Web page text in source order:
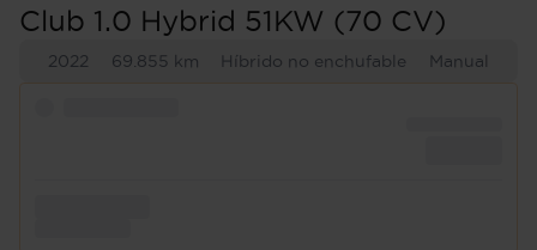
Club 1.0 Hybrid 51KW (70 CV)
2022 69.855 km Híbrido no enchufable Manual